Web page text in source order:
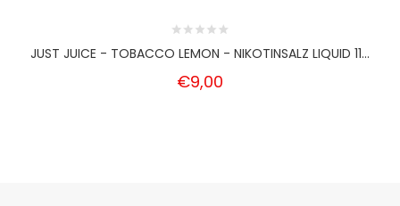
JUST JUICE - TOBACCO LEMON - NIKOTINSALZ LIQUID 11...
€9,00